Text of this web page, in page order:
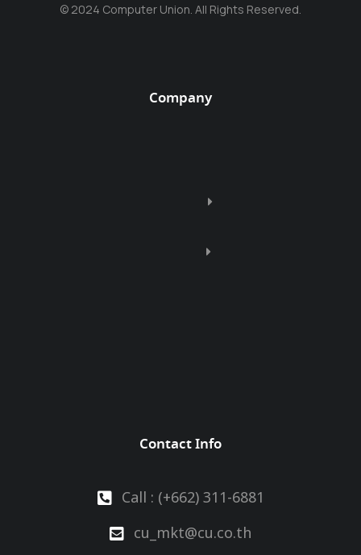
© 2024 Computer Union. All Rights Reserved.
Company
Contact Info
Call : (+662) 311-6881
cu_mkt@cu.co.th